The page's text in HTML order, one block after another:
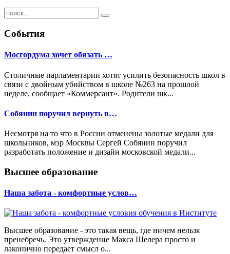
События
Мосгордума хочет обязать …
Столичные парламентарии хотят усилить безопасность школ в
связи с двойным убийством в школе №263 на прошлой
неделе, сообщает «Коммерсант». Родители шк...
Собянин поручил вернуть в…
Несмотря на то что в России отменены золотые медали для
школьников, мэр Москвы Сергей Собянин поручил
разработать положение и дизайн московской медали...
Высшее образование
Наша забота - комфортные услов…
Высшее образование - это такая вещь, где ничем нельзя
пренебречь. Это утверждение Макса Шелера просто и
лаконично передает смысл о...